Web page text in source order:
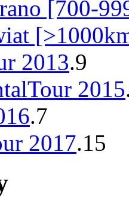
[700-
2013.9
2015
.7
2017.15